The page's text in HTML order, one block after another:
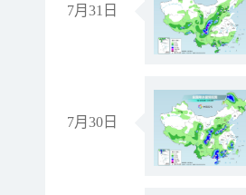
7月31日
7月30日